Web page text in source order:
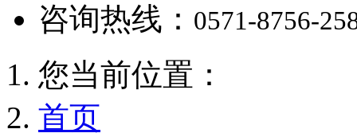
咨询热线： 0571-8756-
您当前位置：
首页